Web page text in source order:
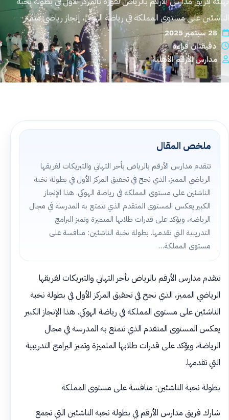
القبول والتسجيل
اتصل بنا
الخصوصية
التوظيف
ابدأ التسجيل
الناشئين على مستوى المملكة في رياضة الهوكي، إنجاز رياضي متميز
28 سبتمبر 2025
دقيقتان قراءة
مدارس الأرقم الأهلية
ملخص المقال
تتقدم مدارس الأرقم بالرياض بأحر التهاني والتبريكات لفريقها
الرياضي المميز، الذي نجح في تحقيق المركز الأول في بطولة نخبة
الناشئين على مستوى المملكة في رياضة الهوكي. هذا الإنجاز
الكبير يعكس المستوى المتقدم الذي تتمتع به المدرسة في مجال
الرياضة، ويؤكد على قدرات طلابها المتميزة وتميز البرامج
التدريبية التي تقدمها. بطولة نخبة الناشئين: منافسة على
مستوى المملكة…
تتقدم مدارس الأرقم بالرياض بأحر التهاني والتبريكات لفريقها
الرياضي المميز، الذي نجح في تحقيق المركز الأول في بطولة نخبة
الناشئين على مستوى المملكة في رياضة الهوكي. هذا الإنجاز الكبير
يعكس المستوى المتقدم الذي تتمتع به المدرسة في مجال
الرياضة، ويؤكد على قدرات طلابها المتميزة وتميز البرامج التدريبية
التي تقدمها.
بطولة نخبة الناشئين: منافسة على مستوى المملكة
شارك فريق مدارس الأرقم في بطولة نخبة الناشئين التي تجمع